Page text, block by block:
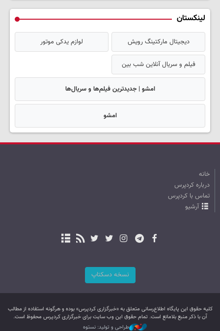
لینکستان
دیجیتال مارکتینگ رویش لوازم یدکی موتور
فیلم و سریال آنلاین شب بین
امشو | جدیدترین فیلم‌ها و سریال‌ها
امشو
خانه
درباره کردپرس
تماس با کردپرس
آرشیو
نسخه دسکتاپ
کليه حقوق اين پایگاه اطلاع‌رسانی متعلق به «خبرگزاری کردپرس» بوده و هرگونه استفاده از مطالب
آن با ذکر منبع بلامانع است. تمام حقوق این وب سایت برای خبرگزاری کردپرس محفوظ است.
طراحی و تولید: نستوه